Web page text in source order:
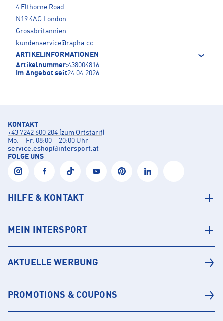
4 Elthorne Road
N19 4AG London
Grossbritannien
kundenservice@rapha.cc
ARTIKELINFORMATIONEN
Artikelnummer:438004816
Im Angebot seit24.04.2026
KONTAKT
+43 7242 600 204 (zum Ortstarif)
Mo. – Fr. 08:00 – 20:00 Uhr
service.eshop@intersport.at
FOLGE UNS
HILFE & KONTAKT
MEIN INTERSPORT
AKTUELLE WERBUNG
PROMOTIONS & COUPONS